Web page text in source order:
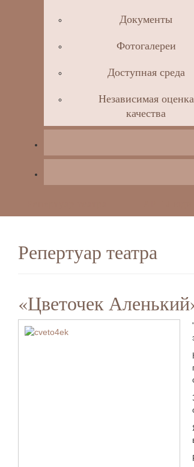
Документы
Фотогалереи
Доступная среда
Независимая оценка
качества
Репертуар театра
«Цветочек